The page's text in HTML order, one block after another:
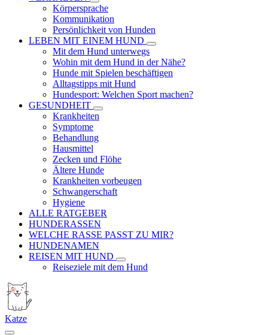
Körpersprache
Kommunikation
Persönlichkeit von Hunden
LEBEN MIT EINEM HUND
Mit dem Hund unterwegs
Wohin mit dem Hund in der Nähe?
Hunde mit Spielen beschäftigen
Alltagstipps mit Hund
Hundesport: Welchen Sport machen?
GESUNDHEIT
Krankheiten
Symptome
Behandlung
Hausmittel
Zecken und Flöhe
Ältere Hunde
Krankheiten vorbeugen
Schwangerschaft
Hygiene
ALLE RATGEBER
HUNDERASSEN
WELCHE RASSE PASST ZU MIR?
HUNDENAMEN
REISEN MIT HUND
Reiseziele mit dem Hund
Katze